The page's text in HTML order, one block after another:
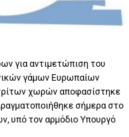
για αντιμετώπιση του
γάμων Ευρωπαίων
χωρών αποφασίστηκε
σήμερα στο
υπό τον αρμόδιο Υπουργό